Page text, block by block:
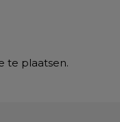
te plaatsen.